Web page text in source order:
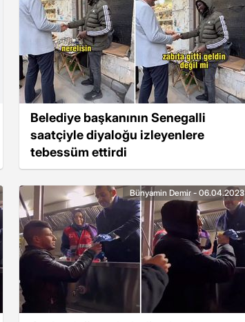
Belediye başkanının Senegalli
saatçiyle diyaloğu izleyenlere
tebessüm ettirdi
Bünyamin Demir - 06.04.2023